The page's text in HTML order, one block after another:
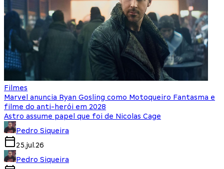
Filmes
Marvel anuncia Ryan Gosling como Motoqueiro Fantasma e
filme do anti-herói em 2028
Astro assume papel que foi de Nicolas Cage
Pedro Siqueira
25.jul.26
Pedro Siqueira